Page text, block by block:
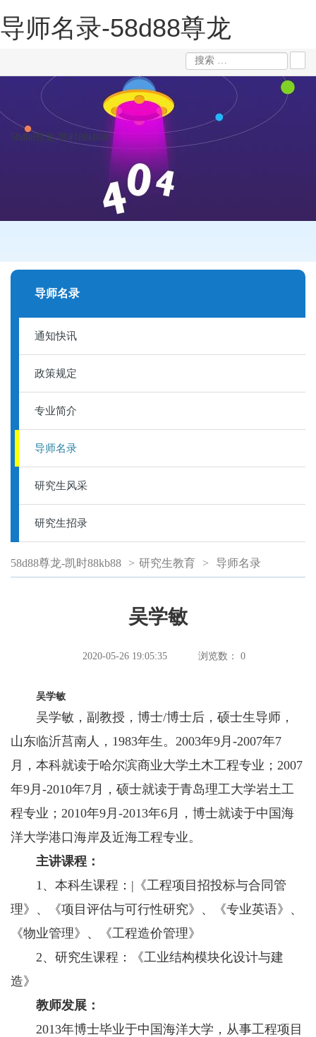
导师名录-58d88尊龙
58d88尊龙-凯时88kb88
导师名录
通知快讯
政策规定
专业简介
导师名录
研究生风采
研究生招录
58d88尊龙-凯时88kb88 > 研究生教育 > 导师名录
吴学敏
2020-05-26 19:05:35 浏览数： 0
吴学敏
吴学敏，副教授，博士/博士后，硕士生导师，
山东临沂莒南人，1983年生。2003年9月-2007年7
月，本科就读于哈尔滨商业大学土木工程专业；2007
年9月-2010年7月，硕士就读于青岛理工大学岩土工
程专业；2010年9月-2013年6月，博士就读于中国海
洋大学港口海岸及近海工程专业。
主讲课程：
1、本科生课程： |《工程项目招投标与合同管
理》、《项目评估与可行性研究》、《专业英语》、
《物业管理》、《工程造价管理》
2、研究生课程：
《工业结构模块化设计与建
造》
教师发展：
2013年博士毕业于中国海洋大学，从事工程项目